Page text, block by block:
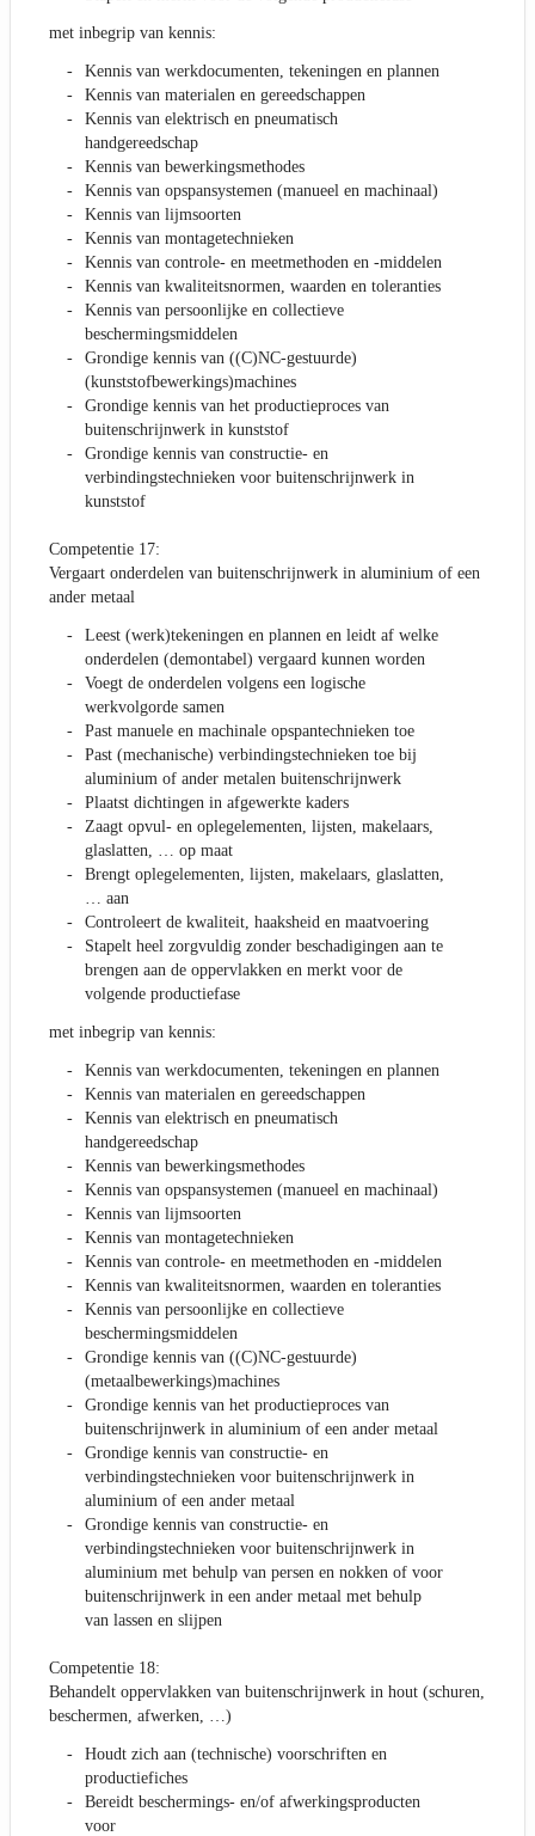
met inbegrip van kennis:
Kennis van werkdocumenten, tekeningen en plannen
Kennis van materialen en gereedschappen
Kennis van elektrisch en pneumatisch
handgereedschap
Kennis van bewerkingsmethodes
Kennis van opspansystemen (manueel en machinaal)
Kennis van lijmsoorten
Kennis van montagetechnieken
Kennis van controle- en meetmethoden en -middelen
Kennis van kwaliteitsnormen, waarden en toleranties
Kennis van persoonlijke en collectieve
beschermingsmiddelen
Grondige kennis van ((C)NC-gestuurde)
(kunststofbewerkings)machines
Grondige kennis van het productieproces van
buitenschrijnwerk in kunststof
Grondige kennis van constructie- en
verbindingstechnieken voor buitenschrijnwerk in
kunststof
Competentie 17:
Vergaart onderdelen van buitenschrijnwerk in aluminium of een
ander metaal
Leest (werk)tekeningen en plannen en leidt af welke
onderdelen (demontabel) vergaard kunnen worden
Voegt de onderdelen volgens een logische
werkvolgorde samen
Past manuele en machinale opspantechnieken toe
Past (mechanische) verbindingstechnieken toe bij
aluminium of ander metalen buitenschrijnwerk
Plaatst dichtingen in afgewerkte kaders
Zaagt opvul- en oplegelementen, lijsten, makelaars,
glaslatten, … op maat
Brengt oplegelementen, lijsten, makelaars, glaslatten,
… aan
Controleert de kwaliteit, haaksheid en maatvoering
Stapelt heel zorgvuldig zonder beschadigingen aan te
brengen aan de oppervlakken en merkt voor de
volgende productiefase
met inbegrip van kennis:
Kennis van werkdocumenten, tekeningen en plannen
Kennis van materialen en gereedschappen
Kennis van elektrisch en pneumatisch
handgereedschap
Kennis van bewerkingsmethodes
Kennis van opspansystemen (manueel en machinaal)
Kennis van lijmsoorten
Kennis van montagetechnieken
Kennis van controle- en meetmethoden en -middelen
Kennis van kwaliteitsnormen, waarden en toleranties
Kennis van persoonlijke en collectieve
beschermingsmiddelen
Grondige kennis van ((C)NC-gestuurde)
(metaalbewerkings)machines
Grondige kennis van het productieproces van
buitenschrijnwerk in aluminium of een ander metaal
Grondige kennis van constructie- en
verbindingstechnieken voor buitenschrijnwerk in
aluminium of een ander metaal
Grondige kennis van constructie- en
verbindingstechnieken voor buitenschrijnwerk in
aluminium met behulp van persen en nokken of voor
buitenschrijnwerk in een ander metaal met behulp
van lassen en slijpen
Competentie 18:
Behandelt oppervlakken van buitenschrijnwerk in hout (schuren,
beschermen, afwerken, …)
Houdt zich aan (technische) voorschriften en
productiefiches
Bereidt beschermings- en/of afwerkingsproducten
voor